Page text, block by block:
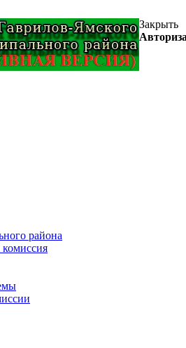
Закрыть
района
комиссия